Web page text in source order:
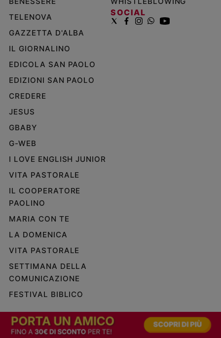
TELENOVA
GAZZETTA D'ALBA
IL GIORNALINO
EDICOLA SAN PAOLO
EDIZIONI SAN PAOLO
CREDERE
JESUS
GBABY
G-WEB
I LOVE ENGLISH JUNIOR
VITA PASTORALE
IL COOPERATORE
PAOLINO
MARIA CON TE
LA DOMENICA
VITA PASTORALE
SETTIMANA DELLA
COMUNICAZIONE
FESTIVAL BIBLICO
SOCIAL